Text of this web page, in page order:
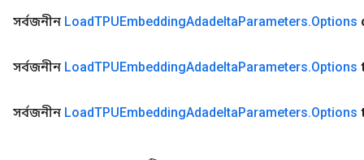
সর্বজনীন LoadTPUEmbeddingAdadeltaParameters.Options
সর্বজনীন LoadTPUEmbeddingAdadeltaParameters.Options
সর্বজনীন LoadTPUEmbeddingAdadeltaParameters.Options